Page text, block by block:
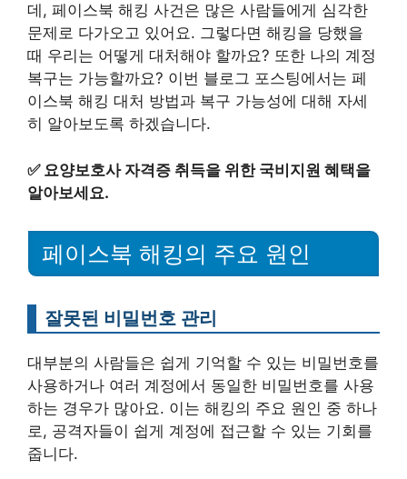
데, 페이스북 해킹 사건은 많은 사람들에게 심각한
문제로 다가오고 있어요. 그렇다면 해킹을 당했을
때 우리는 어떻게 대처해야 할까요? 또한 나의 계정
복구는 가능할까요? 이번 블로그 포스팅에서는 페
이스북 해킹 대처 방법과 복구 가능성에 대해 자세
히 알아보도록 하겠습니다.
✅ 요양보호사 자격증 취득을 위한 국비지원 혜택을
알아보세요.
페이스북 해킹의 주요 원인
잘못된 비밀번호 관리
대부분의 사람들은 쉽게 기억할 수 있는 비밀번호를
사용하거나 여러 계정에서 동일한 비밀번호를 사용
하는 경우가 많아요. 이는 해킹의 주요 원인 중 하나
로, 공격자들이 쉽게 계정에 접근할 수 있는 기회를
줍니다.